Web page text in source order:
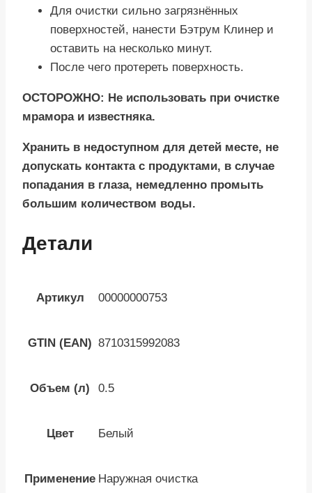
Для очистки сильно загрязнённых
поверхностей, нанести Бэтрум Клинер и
оставить на несколько минут.
После чего протереть поверхность.
ОСТОРОЖНО: Не использовать при очистке
мрамора и известняка.
Хранить в недоступном для детей месте, не
допускать контакта с продуктами, в случае
попадания в глаза, немедленно промыть
большим количеством воды.
Детали
Артикул 00000000753
GTIN (EAN) 8710315992083
Объем (л) 0.5
Цвет Белый
Применение Наружная очистка